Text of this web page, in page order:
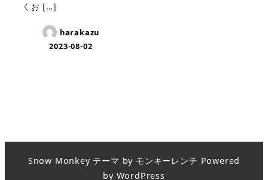
くお […]
harakazu
2023-08-02
Snow Monkey テーマ by モンキーレンチ Powered
by WordPress